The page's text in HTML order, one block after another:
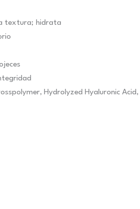
textura; hidrata
Hydrolyzed Hyaluronic Acid,